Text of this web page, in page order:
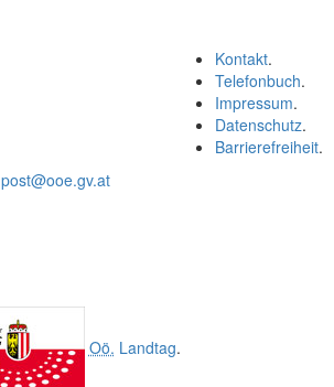
Kontakt.
Telefonbuch.
Impressum.
Datenschutz.
Barrierefreiheit.
post@ooe.gv.at
Oö. Landtag.